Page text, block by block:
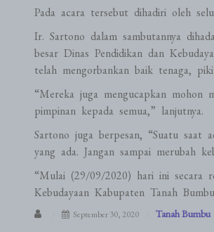
Pada acara tersebut dihadiri oleh
Ir. Sartono dalam sambutannya
besar Dinas Pendidikan dan
telah mengorbankan baik tenaga,
“Mereka juga mengucapkan mohon
pimpinan kepada semua,” lanjutnya.
Sartono juga berpesan, “Suatu saat
yang ada. Jangan sampai merubah
“Mulai (29/09/2020) hari ini secara
Kebudayaan Kabupaten Tanah
September 30, 2020 Tanah Bumbu